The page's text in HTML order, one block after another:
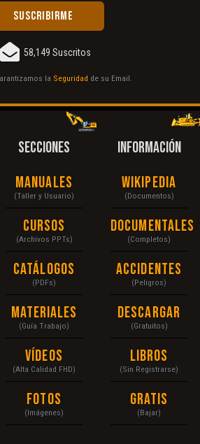
58,149 Suscritos
la Seguridad de su Email.
SECCIONES
Manuales
(Taller y Usuario)
Cursos
(Archivos PPTs)
Catálogos
(PDFs)
Materiales
(Guía Trabajo)
Vídeos
(Alta Calidad FHD)
Fotos
(Imágenes)
INFORMACIÓN
Wikipedia
(Documentos)
Documentales
(Completos)
Accidentes
(Peligros)
Descargar
(Gratuitos)
Libros
(Sin Registrarse)
Gratis
(Bajar)